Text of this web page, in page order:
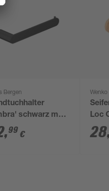
Bergen
schwarz matt
3,5 x 22 x 3,5
,99 €
Wenko
Loc
28